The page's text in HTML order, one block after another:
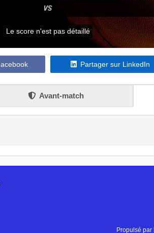
VS
Le score n'est pas détaillé
Partager sur LinkedIn
Avant-match
Propulsé par